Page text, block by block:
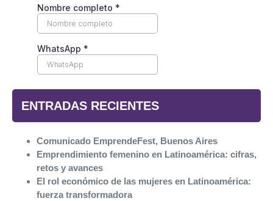
ENTRADAS RECIENTES
Comunicado EmprendeFest, Buenos Aires
Emprendimiento femenino en Latinoamérica: cifras,
retos y avances
El rol económico de las mujeres en Latinoamérica:
fuerza transformadora